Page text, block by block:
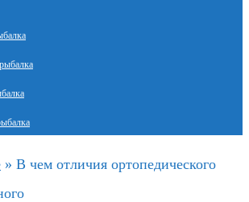
» В чем отличия ортопедического